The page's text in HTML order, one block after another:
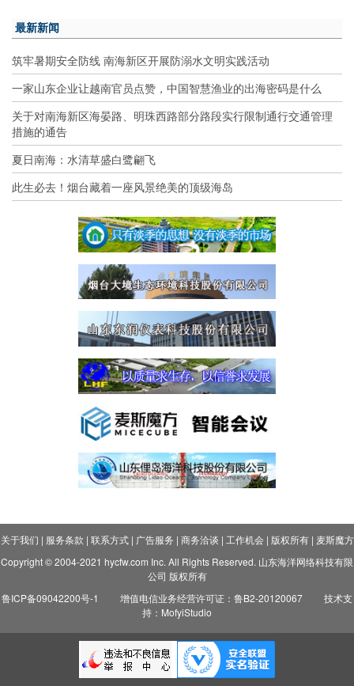
最新新闻
筑牢暑期安全防线 南海新区开展防溺水文明实践活动
一家山东企业让越南官员点赞，中国智慧渔业的出海密码是什么
关于对南海新区海晏路、明珠西路部分路段实行限制通行交通管理
措施的通告
夏日南海：水清草盛白鹭翩飞
此生必去！烟台藏着一座风景绝美的顶级海岛
关于我们 | 服务条款 | 联系方式| 广告服务 | 商务洽谈 | 工作机会| 版权所有| 麦斯魔方
Copyright © 2004-2021 hycfw.com Inc. All Rights Reserved. 山东海洋网络科技有限
公司 版权所有
鲁ICP备09042200号-1
增值电信业务经营许可证：鲁B2-20120067
技术支
持：MofyiStudio